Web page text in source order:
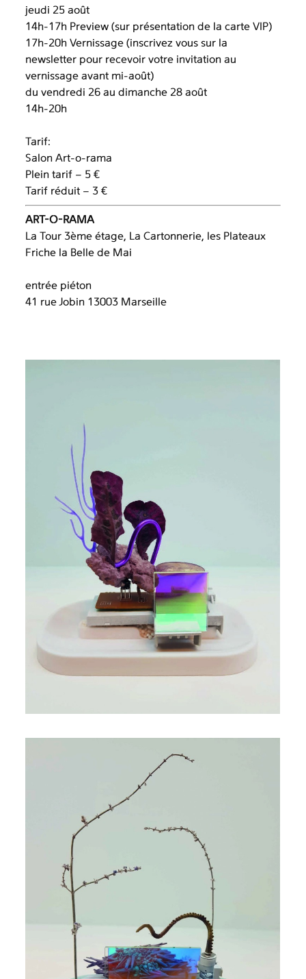
jeudi 25 août
14h-17h Preview (sur présentation de la carte VIP)
17h-20h Vernissage (inscrivez vous sur la
newsletter pour recevoir votre invitation au
vernissage avant mi-août)
du vendredi 26 au dimanche 28 août
14h-20h
Tarif:
Salon Art-o-rama
Plein tarif – 5 €
Tarif réduit – 3 €
ART-O-RAMA
La Tour 3ème étage, La Cartonnerie, les Plateaux
Friche la Belle de Mai
entrée piéton
41 rue Jobin 13003 Marseille